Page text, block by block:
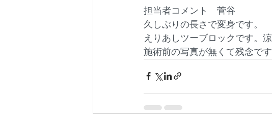
担当者コメント　菅谷
久しぶりの長さで変身です。
えりあしツーブロックです。
施術前の写真が無くて残念です